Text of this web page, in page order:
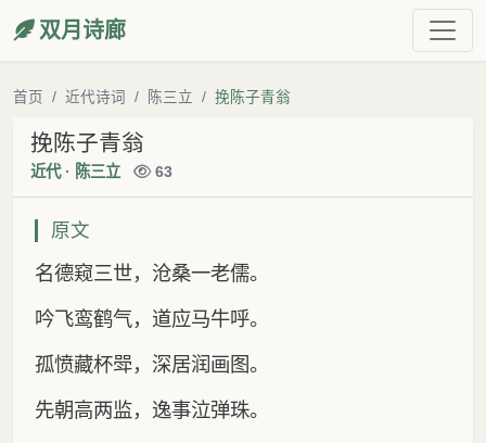
双月诗廊
首页 近代诗词 陈三立 挽陈子青翁
挽陈子青翁
近代· 陈三立 63
原文
名德窥三世，沧桑一老儒。
吟飞鸾鹤气，道应马牛呼。
孤愤藏杯斝，深居润画图。
先朝高两监，逸事泣弹珠。